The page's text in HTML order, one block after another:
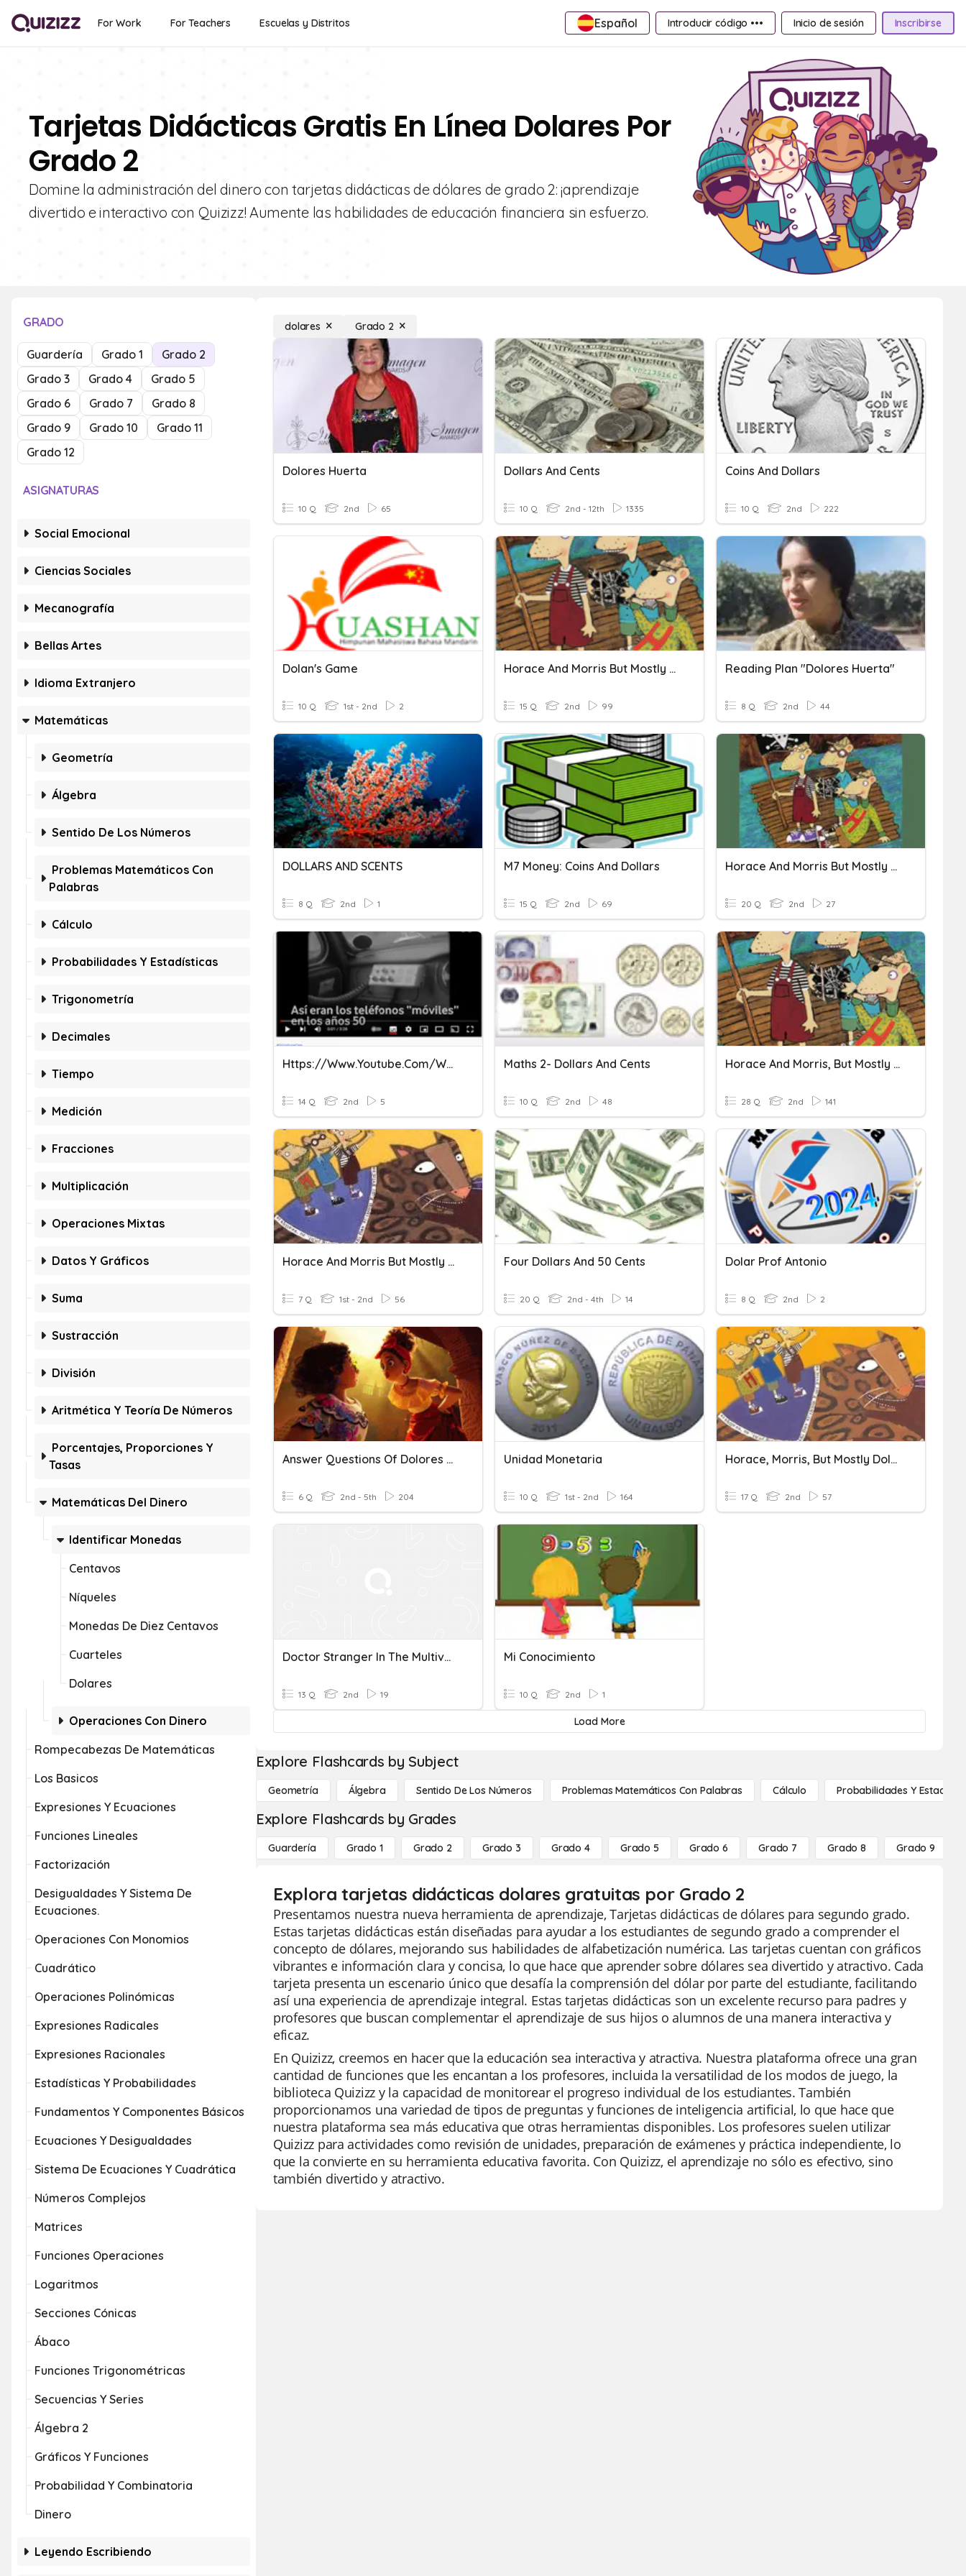
For Work For Teachers Escuelas y Distritos Español Introducir código ••• Inicio de sesión Inscribirse
Tarjetas Didácticas Gratis En Línea Dolares Por
Grado 2
Domine la administración del dinero con tarjetas didácticas de dólares de grado 2: ¡aprendizaje
divertido e interactivo con Quizizz! Aumente las habilidades de educación financiera sin esfuerzo.
GRADO
Guardería Grado 1
Grado 2
Grado 3
Grado 4
Grado 5
Grado 6
Grado 7
Grado 8
Grado 9
Grado 10
Grado 11
Grado 12
ASIGNATURAS
Social Emocional
Ciencias Sociales
Mecanografía
Bellas Artes
Idioma Extranjero
Matemáticas
Geometría
Álgebra
Sentido De Los Números
Problemas Matemáticos Con
Palabras
Cálculo
Probabilidades Y Estadísticas
Trigonometría
Decimales
Tiempo
Medición
Fracciones
Multiplicación
Operaciones Mixtas
Datos Y Gráficos
Suma
Sustracción
División
Aritmética Y Teoría De Números
Porcentajes, Proporciones Y
Tasas
Matemáticas Del Dinero
Identificar Monedas
Centavos
Níqueles
Monedas De Diez Centavos
Cuarteles
Dolares
Operaciones Con Dinero
Rompecabezas De Matemáticas
Los Basicos
Expresiones Y Ecuaciones
Funciones Lineales
Factorización
Desigualdades Y Sistema De
Ecuaciones.
Operaciones Con Monomios
Cuadrático
Operaciones Polinómicas
Expresiones Radicales
Expresiones Racionales
Estadísticas Y Probabilidades
Fundamentos Y Componentes Básicos
Ecuaciones Y Desigualdades
Sistema De Ecuaciones Y Cuadrática
Números Complejos
Matrices
Funciones Operaciones
Logaritmos
Secciones Cónicas
Ábaco
Funciones Trigonométricas
Secuencias Y Series
Álgebra 2
Gráficos Y Funciones
Probabilidad Y Combinatoria
Dinero
Leyendo Escribiendo
dolares Grado 2
Dolores Huerta
10 Q 2nd 65
Dollars And Cents
10 Q 2nd - 12th 1335
Coins And Dollars
10 Q 2nd 222
Dolan's Game
10 Q 1st - 2nd 2
Horace And Morris But Mostly Dolores Spelling
15 Q 2nd 99
Reading Plan "Dolores Huerta"
8 Q 2nd 44
DOLLARS AND SCENTS
8 Q 2nd 1
M7 Money: Coins And Dollars
15 Q 2nd 69
Horace And Morris But Mostly Dolores
20 Q 2nd 27
Https://www.youtube.com/watch?v=c8AAQ1iH7FU
14 Q 2nd 5
Maths 2- Dollars And Cents
10 Q 2nd 48
Horace And Morris, But Mostly Dolores
28 Q 2nd 141
Horace And Morris But Mostly Dolores Vocabulary
7 Q 1st - 2nd 56
Four Dollars And 50 Cents
20 Q 2nd - 4th 14
Dolar Prof Antonio
8 Q 2nd 2
Answer Questions Of Dolores Madrigal (from Encanto)
6 Q 2nd - 5th 204
Unidad Monetaria
10 Q 1st - 2nd 164
Horace, Morris, But Mostly Dolores Vocab Quiz
17 Q 2nd 57
Doctor Stranger In The Multiverse Of Madnnes
13 Q 2nd 19
Mi Conocimiento
10 Q 2nd 1
Load More
Explore Flashcards by Subject
Geometría Álgebra Sentido De Los Números Problemas Matemáticos Con Palabras Cálculo Probabilidades Y
Explore Flashcards by Grades
Guardería Grado 1 Grado 2 Grado 3 Grado 4 Grado 5 Grado 6 Grado 7 Grado 8 Grado 9
Explora tarjetas didácticas dolares gratuitas por Grado 2
Presentamos nuestra nueva herramienta de aprendizaje, Tarjetas didácticas de dólares para segundo grado.
Estas tarjetas didácticas están diseñadas para ayudar a los estudiantes de segundo grado a comprender el
concepto de dólares, mejorando sus habilidades de alfabetización numérica. Las tarjetas cuentan con gráficos
vibrantes e información clara y concisa, lo que hace que aprender sobre dólares sea divertido y atractivo. Cada
tarjeta presenta un escenario único que desafía la comprensión del dólar por parte del estudiante, facilitando
así una experiencia de aprendizaje integral. Estas tarjetas didácticas son un excelente recurso para padres y
profesores que buscan complementar el aprendizaje de sus hijos o alumnos de una manera interactiva y
eficaz.
En Quizizz, creemos en hacer que la educación sea interactiva y atractiva. Nuestra plataforma ofrece una gran
cantidad de funciones que les encantan a los profesores, incluida la versatilidad de los modos de juego, la
biblioteca Quizizz y la capacidad de monitorear el progreso individual de los estudiantes. También
proporcionamos una variedad de tipos de preguntas y funciones de inteligencia artificial, lo que hace que
nuestra plataforma sea más educativa que otras herramientas disponibles. Los profesores suelen utilizar
Quizizz para actividades como revisión de unidades, preparación de exámenes y práctica independiente, lo
que la convierte en su herramienta educativa favorita. Con Quizizz, el aprendizaje no sólo es efectivo, sino
también divertido y atractivo.